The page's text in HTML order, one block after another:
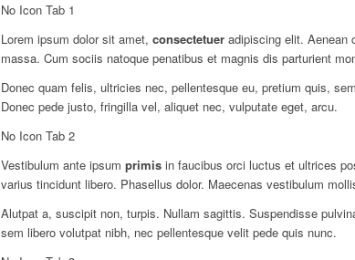
No Icon Tab 1
Lorem ipsum dolor sit amet, consectetuer adipiscing elit. Aenean
massa. Cum sociis natoque penatibus et magnis dis parturient
Donec quam felis, ultricies nec, pellentesque eu, pretium quis,
Donec pede justo, fringilla vel, aliquet nec, vulputate eget, arcu.
No Icon Tab 2
Vestibulum ante ipsum primis in faucibus orci luctus et ultrices
varius tincidunt libero. Phasellus dolor. Maecenas vestibulum
Alutpat a, suscipit non, turpis. Nullam sagittis. Suspendisse
sem libero volutpat nibh, nec pellentesque velit pede quis nunc.